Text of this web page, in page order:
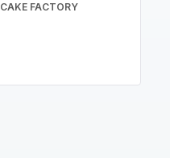
CAKE FACTORY